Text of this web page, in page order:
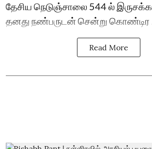
தேசிய நெடுஞ்சாலை 544 ல்
தனது நண்பருடன் சென்று கொண்டிர
Read More